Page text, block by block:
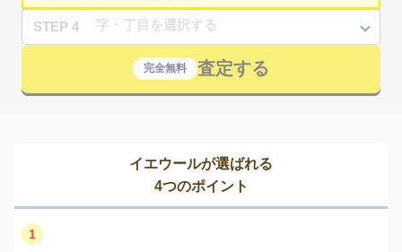
STEP 4
完全無料 査定する
イエウールが選ばれる
4つのポイント
1